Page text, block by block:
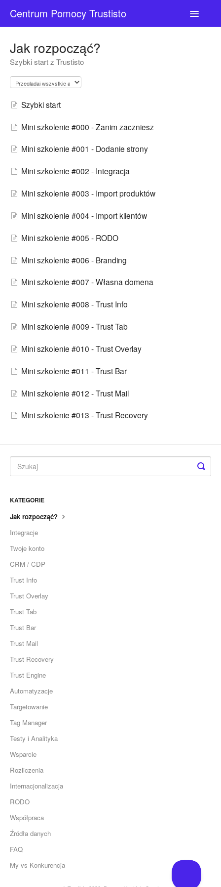
Centrum Pomocy Trustisto
Toggle
Jak rozpocząć?
Szybki start z Trustisto
Szybki start
Mini szkolenie #000 - Zanim zaczniesz
Mini szkolenie #001 - Dodanie strony
Mini szkolenie #002 - Integracja
Mini szkolenie #003 - Import produktów
Mini szkolenie #004 - Import klientów
Mini szkolenie #005 - RODO
Mini szkolenie #006 - Branding
Mini szkolenie #007 - Własna domena
Mini szkolenie #008 - Trust Info
Mini szkolenie #009 - Trust Tab
Mini szkolenie #010 - Trust Overlay
Mini szkolenie #011 - Trust Bar
Mini szkolenie #012 - Trust Mail
Mini szkolenie #013 - Trust Recovery
KATEGORIE
Jak rozpocząć?
Integracje
Twoje konto
CRM / CDP
Trust Info
Trust Overlay
Trust Tab
Trust Bar
Trust Mail
Trust Recovery
Trust Engine
Automatyzacje
Targetowanie
Tag Manager
Testy i Analityka
Wsparcie
Rozliczenia
Internacjonalizacja
RODO
Współpraca
Źródła danych
FAQ
My vs Konkurencja